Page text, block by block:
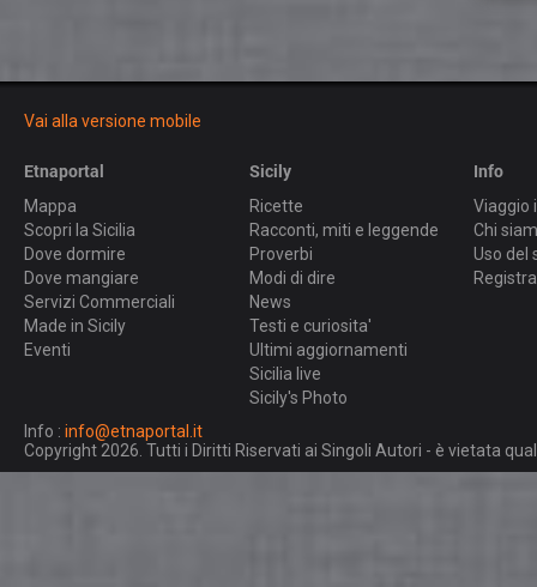
Vai alla versione mobile
Etnaportal
Mappa
Scopri la Sicilia
Dove dormire
Dove mangiare
Servizi Commerciali
Made in Sicily
Eventi
Sicily
Ricette
Racconti, miti e leggende
Proverbi
Modi di dire
News
Testi e curiosita'
Ultimi aggiornamenti
Sicilia live
Sicily's Photo
Info
Viaggio
Chi
Uso del
Info : info@etnaportal.it
Copyright 2026. Tutti i Diritti Riservati ai Singoli Autori - è vietata